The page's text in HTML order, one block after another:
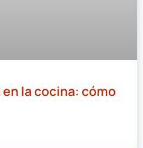
la cocina: cómo